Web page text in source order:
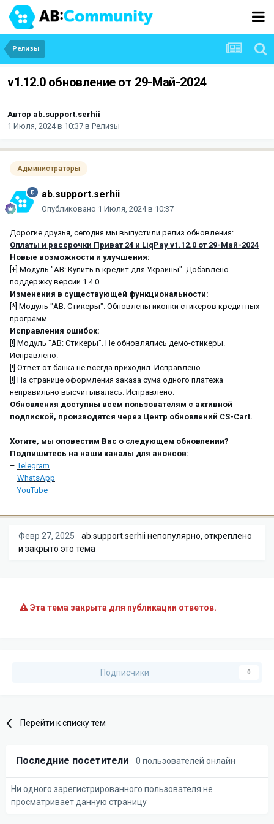
Релизы
v1.12.0 обновление от 29-Май-2024
Автор ab.support.serhii
1 Июля, 2024 в 10:37 в Релизы
Администраторы
ab.support.serhii
Опубликовано 1 Июля, 2024 в 10:37
Дорогие друзья, сегодня мы выпустили релиз обновления:
Оплаты и рассрочки Приват 24 и LiqPay v1.12.0 от 29-Май-2024
Новые возможности и улучшения:
[+] Модуль "АВ: Купить в кредит для Украины". Добавлено
поддержку версии 1.4.0.
Изменения в существующей функциональности:
[*] Модуль "AB: Стикеры". Обновлены иконки стикеров кредитных
программ.
Исправления ошибок:
[!] Модуль "АВ: Стикеры". Не обновлялись демо-стикеры.
Исправлено.
[!] Ответ от банка не всегда приходил. Исправлено.
[!] На странице оформления заказа сума одного платежа
неправильно высчитывалась. Исправлено.
Обновления доступны всем пользователям с активной
подпиской, производятся через Центр обновлений CS-Cart.
Хотите, мы оповестим Вас о следующем обновлении?
Подпишитесь на наши каналы для анонсов:
–Telegram
– WhatsApp
–YouTube
Февр 27, 2025 ab.support.serhii непопулярно, откреплено
и закрыто это тема
Эта тема закрыта для публикации ответов.
Подписчики 0
Перейти к списку тем
Последние посетители 0 пользователей онлайн
Ни одного зарегистрированного пользователя не
просматривает данную страницу